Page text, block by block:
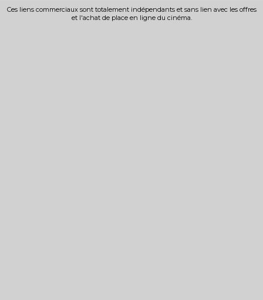
Ces liens commerciaux sont totalement indépendants et sans lien avec les offres
et l'achat de place en ligne du cinéma.